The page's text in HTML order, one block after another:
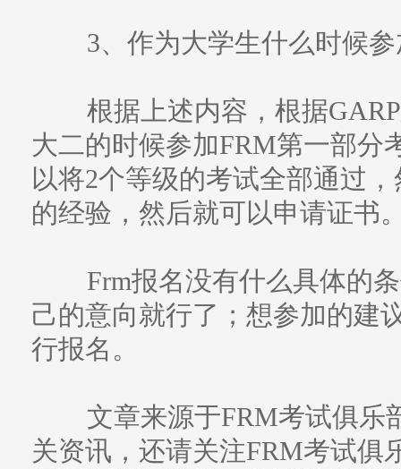
3、作为大学生什么时候参
根据上述内容，根据
大二的时候参加FRM第一部分
以将2个等级的考试全部通过
的经验，然后就可以申请证书
Frm报名没有什么具体的
己的意向就行了；想参加的建
行报名。
文章来源于FRM考试俱乐
关资讯，还请关注FRM考试俱